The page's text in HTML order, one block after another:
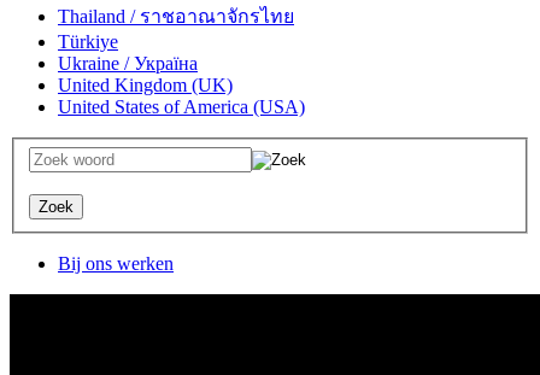
Thailand / ราชอาณาจักรไทย
Türkiye
Ukraine / Україна
United Kingdom (UK)
United States of America (USA)
Bij ons werken